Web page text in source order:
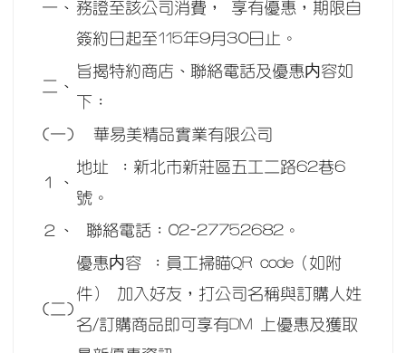
一、 務證至該公司消費， 享有優惠，期限自
簽約日起至115年9月30日止。
二、
旨揭特約商店、聯絡電話及優惠内容如
下：
(一)
華易美精品實業有限公司
１、
地址 ：新北市新莊區五工二路62巷6
號。
２、
聯絡電話：02-27752682。
(二)
優惠内容 ：員工掃瞄QR code（如附
件） 加入好友，打公司名稱與訂購人姓
名/訂購商品即可享有DM 上優惠及獲取